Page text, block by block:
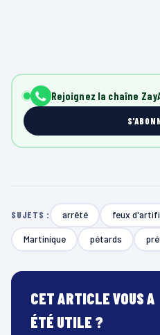
Rejoignez la chaîne
SUJETS : arrêté feux
Martinique pétards
CET ARTICLE VOUS A
ÉTÉ UTILE ?